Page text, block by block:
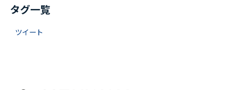
タグ一覧
ツイート